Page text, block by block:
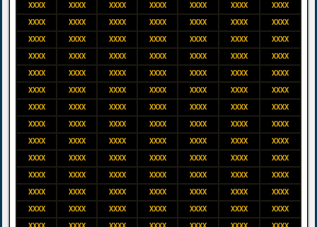
XXXX XXXX XXXX XXXX XXXX XXXX XXXX
XXXX XXXX XXXX XXXX XXXX XXXX XXXX
XXXX XXXX XXXX XXXX XXXX XXXX XXXX
XXXX XXXX XXXX XXXX XXXX XXXX XXXX
XXXX XXXX XXXX XXXX XXXX XXXX XXXX
XXXX XXXX XXXX XXXX XXXX XXXX XXXX
XXXX XXXX XXXX XXXX XXXX XXXX XXXX
XXXX XXXX XXXX XXXX XXXX XXXX XXXX
XXXX XXXX XXXX XXXX XXXX XXXX XXXX
XXXX XXXX XXXX XXXX XXXX XXXX XXXX
XXXX XXXX XXXX XXXX XXXX XXXX XXXX
XXXX XXXX XXXX XXXX XXXX XXXX XXXX
XXXX XXXX XXXX XXXX XXXX XXXX XXXX